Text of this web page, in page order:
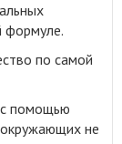
формуле.
по самой
с помощью
окружающих не